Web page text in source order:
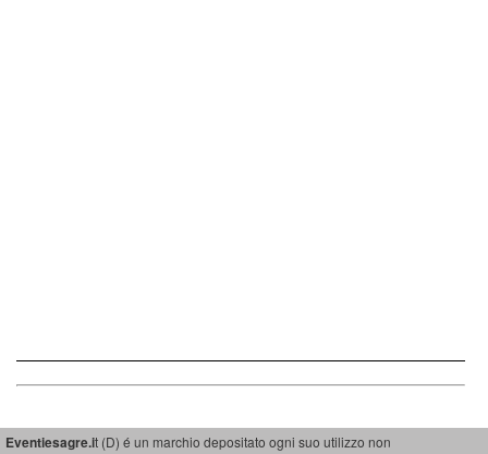
Eventiesagre.it (D) é un marchio depositato ogni suo utilizzo non